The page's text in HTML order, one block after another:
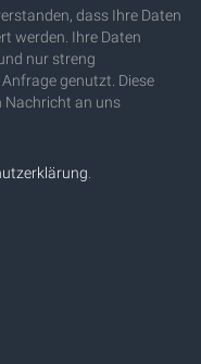
dass Ihre Daten
werden. Ihre Daten
nur streng
genutzt. Diese
Nachricht an uns